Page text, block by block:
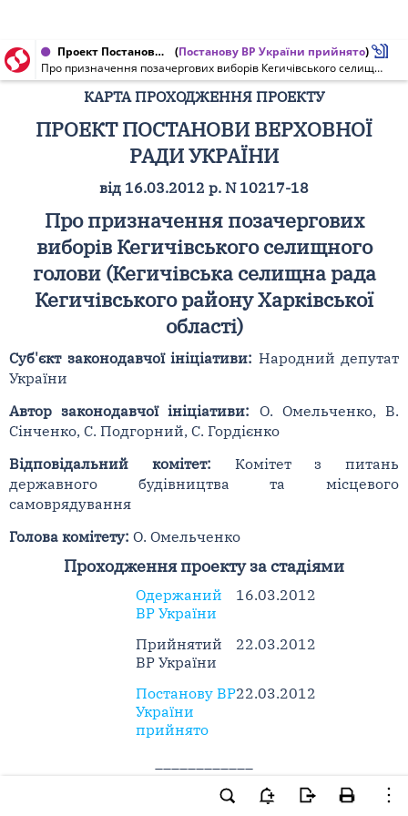
Проект Постанови Верховної Ради України від 22.03.2012 № 10217-18 (Постанову ВР України прийнято)
Про призначення позачергових виборів Кегичівського селищного голови (Кегичівська селищна рада Кегичівського району Харківської області)